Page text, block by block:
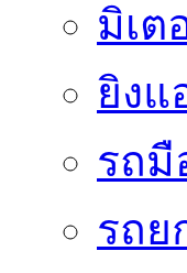
มิเต
ยิงแ
รถมื
รถย